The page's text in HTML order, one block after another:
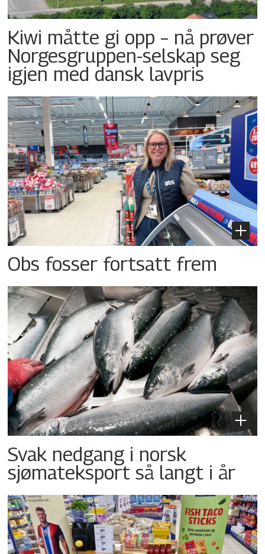
Kiwi måtte gi opp – nå prøver
Norgesgruppen-selskap seg
igjen med dansk lavpris
Obs fosser fortsatt frem
Svak nedgang i norsk
sjømateksport så langt i år